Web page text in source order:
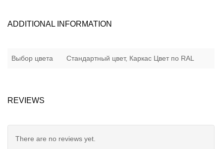
ADDITIONAL INFORMATION
Выбор цвета Стандартный цвет, Каркас Цвет по RAL
REVIEWS
There are no reviews yet.